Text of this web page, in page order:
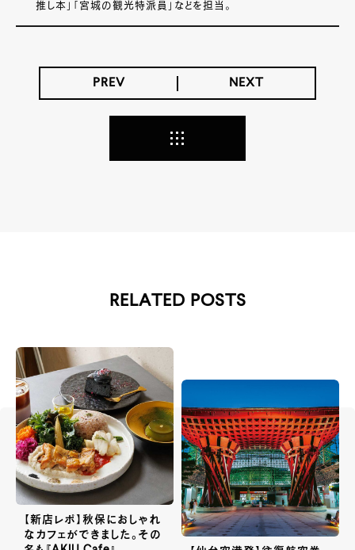
推し本」「宮城の観光特派員」などを担当。
PREV NEXT
RELATED POSTS
【新店レポ】秋保におしゃれ
なカフェができました。その